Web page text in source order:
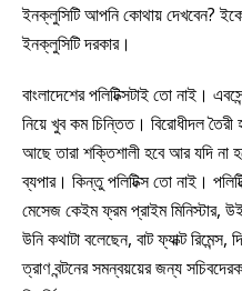
ইনক্লুসিটি আপনি কোথায় দেখবেন?
ইনক্লুসিটি দরকার।
বাংলাদেশের পলিটিক্সটাই তো নাই।
নিয়ে খুব কম চিন্তিত। বিরোধীদল তৈরী
আছে তারা শক্তিশালী হবে আর যদি না
ব্যপার। কিন্তু পলিটিক্স তো নাই।
মেসেজ কেইম ফ্রম প্রাইম মিনিস্টার,
উনি কথাটা বলেছেন, বাট ফ্যাক্ট
ত্রাণ বন্টনের সমন্বয়য়ের জন্য